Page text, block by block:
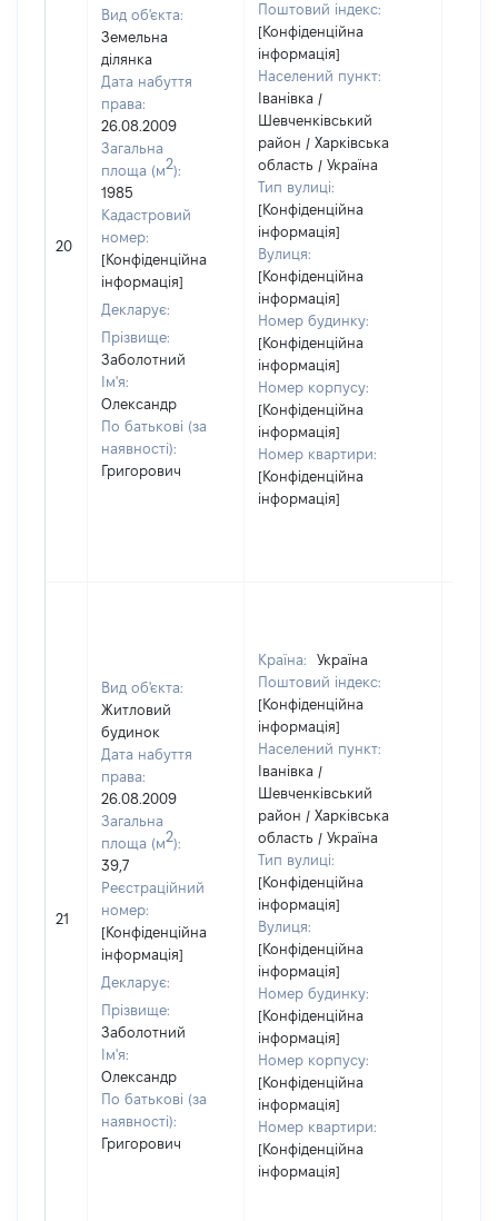
20
Вид об'єкта:
Земельна
ділянка
Дата набуття
права:
26.08.2009
Загальна
площа (м2):
1985
Кадастровий
номер:
[Конфіденційна
інформація]
Декларує:
Прізвище:
Заболотний
Ім'я:
Олександр
По батькові (за
наявності):
Григорович
Поштовий індекс:
[Конфіденційна
інформація]
Населений пункт:
Іванівка /
Шевченківський
район / Харківська
область / Україна
Тип вулиці:
[Конфіденційна
інформація]
Вулиця:
[Конфіденційна
інформація]
Номер будинку:
[Конфіденційна
інформація]
Номер корпусу:
[Конфіденційна
інформація]
Номер квартири:
[Конфіденційна
інформація]
21
Вид об'єкта:
Житловий
будинок
Дата набуття
права:
26.08.2009
Загальна
площа (м2):
39,7
Реєстраційний
номер:
[Конфіденційна
інформація]
Декларує:
Прізвище:
Заболотний
Ім'я:
Олександр
По батькові (за
наявності):
Григорович
Країна:
Україна
Поштовий індекс:
[Конфіденційна
інформація]
Населений пункт:
Іванівка /
Шевченківський
район / Харківська
область / Україна
Тип вулиці:
[Конфіденційна
інформація]
Вулиця:
[Конфіденційна
інформація]
Номер будинку:
[Конфіденційна
інформація]
Номер корпусу:
[Конфіденційна
інформація]
Номер квартири:
[Конфіденційна
інформація]